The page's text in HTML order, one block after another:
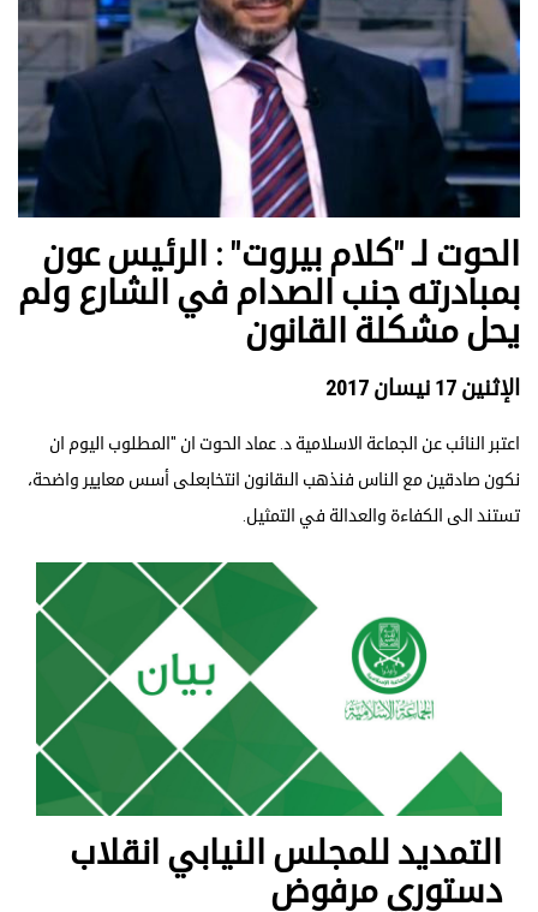
الحوت لـ "كلام بيروت" : الرئيس عون
بمبادرته جنب الصدام في الشارع ولم
يحل مشكلة القانون
الإثنين 17 نيسان 2017
اعتبر النائب عن الجماعة الاسلامية د. عماد الحوت ان "المطلوب اليوم ان
نكون صادقين مع الناس فنذهب الىقانون انتخابعلى أسس معايير واضحة،
تستند الى الكفاءة والعدالة في التمثيل.
التمديد للمجلس النيابي انقلاب
دستوري مرفوض